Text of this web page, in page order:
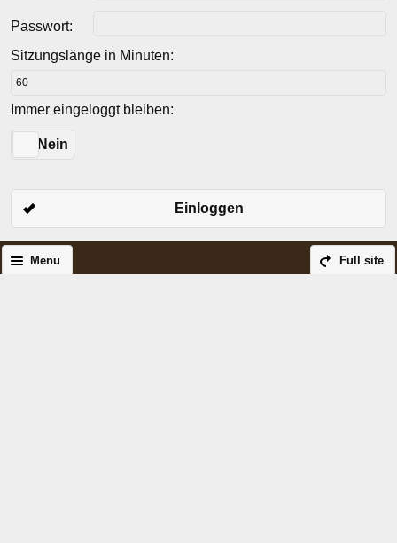
Passwort:
Sitzungslänge in Minuten:
Immer eingeloggt bleiben:
Nein
Einloggen
Full site
Menu